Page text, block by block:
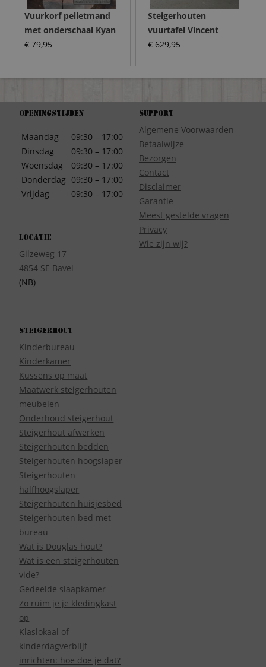
Steigerhouten
vuurtafel Vincent
€ 629,95
Vuurkorf pelletmand
met onderschaal Kyan
€ 79,95
Openingstijden
Maandag
Dinsdag
Woensdag
Donderdag
Vrijdag
09:30 – 17:00
09:30 – 17:00
09:30 – 17:00
09:30 – 17:00
09:30 – 17:00
Locatie
Gilzeweg 17
4854 SE Bavel
(NB)
Support
Algemene Voorwaarden
Betaalwijze
Bezorgen
Contact
Disclaimer
Garantie
Meest gestelde vragen
Privacy
Wie zijn wij?
Steigerhout
Kinderbureau
Kinderkamer
Kussens op maat
Maatwerk steigerhouten
meubelen
Onderhoud steigerhout
Steigerhout afwerken
Steigerhouten bedden
Steigerhouten hoogslaper
Steigerhouten
halfhoogslaper
Steigerhouten huisjesbed
Steigerhouten bed met
bureau
Wat is Douglas hout?
Wat is een steigerhouten
vide?
Gedeelde slaapkamer
Zo ruim je je kledingkast
op
Klaslokaal of
kinderdagverblijf
inrichten: hoe doe je dat?